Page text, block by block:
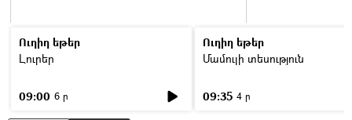
Ուղիղ եթեր
Լուրեր
09:00 6 ր
Ուղիղ եթեր
Մամուլի տեսություն
09:35 4 ր